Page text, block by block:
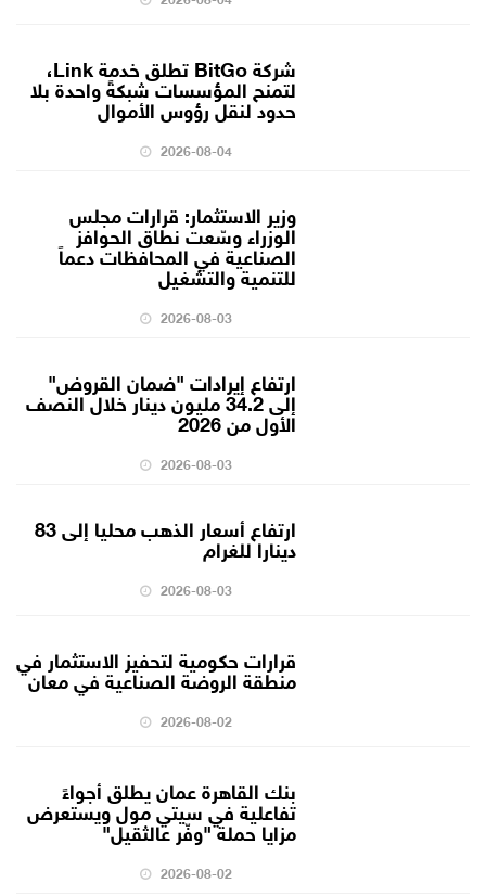
شركة BitGo تطلق خدمة Link،
لتمنح المؤسسات شبكةً واحدة بلا
حدود لنقل رؤوس الأموال
2026-08-04
وزير الاستثمار: قرارات مجلس
الوزراء وسّعت نطاق الحوافز
الصناعية في المحافظات دعماً
للتنمية والتشغيل
2026-08-03
ارتفاع إيرادات "ضمان القروض"
إلى 34.2 مليون دينار خلال النصف
الأول من 2026
2026-08-03
ارتفاع أسعار الذهب محليا إلى 83
دينارا للغرام
2026-08-03
قرارات حكومية لتحفيز الاستثمار في
منطقة الروضة الصناعية في معان
2026-08-02
بنك القاهرة عمان يطلق أجواءً
تفاعلية في سيتي مول ويستعرض
مزايا حملة "وفّر عالثقيل"
2026-08-02